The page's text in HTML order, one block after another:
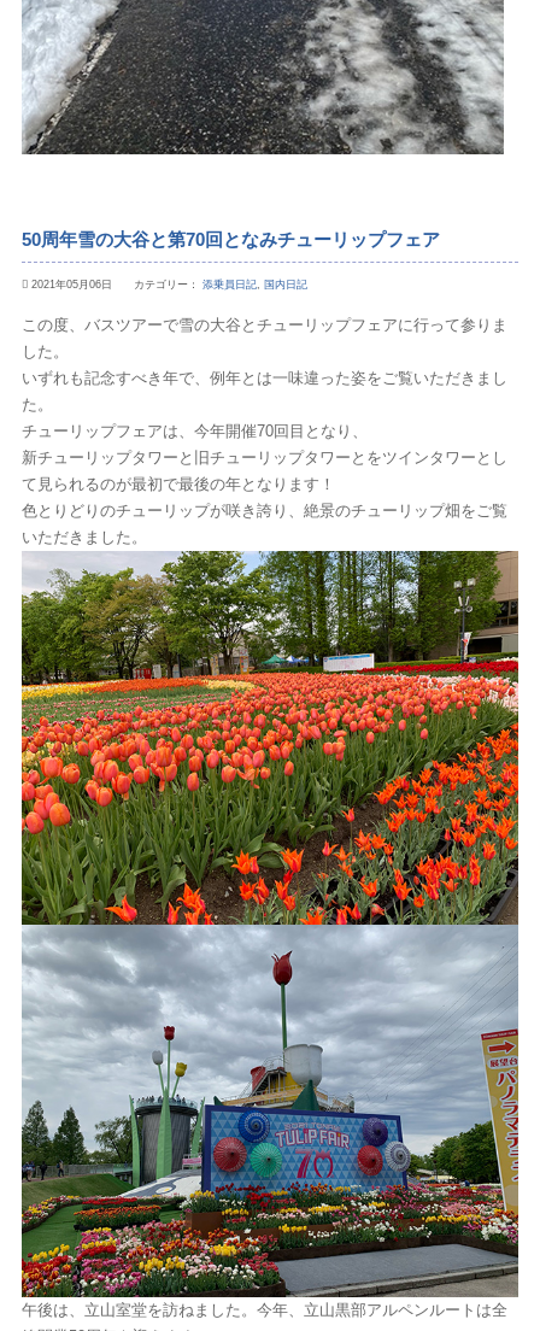
50周年雪の大谷と第70回となみチューリップフェア
2021年05月06日 カテゴリー： 添乗員日記 国内日記
この度、バスツアーで雪の大谷とチューリップフェアに行って参りま
した。
いずれも記念すべき年で、例年とは一味違った姿をご覧いただきまし
た。
チューリップフェアは、今年開催70回目となり、
新チューリップタワーと旧チューリップタワーとをツインタワーとし
て見られるのが最初で最後の年となります！
色とりどりのチューリップが咲き誇り、絶景のチューリップ畑をご覧
いただきました。
午後は、立山室堂を訪ねました。今年、立山黒部アルペンルートは全